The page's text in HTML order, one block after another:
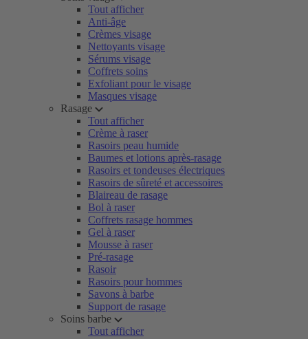
Tout afficher
Anti-âge
Crèmes visage
Nettoyants visage
Sérums visage
Coffrets soins
Exfoliant pour le visage
Masques visage
Rasage
Tout afficher
Crème à raser
Rasoirs peau humide
Baumes et lotions après-rasage
Rasoirs et tondeuses électriques
Rasoirs de sûreté et accessoires
Blaireau de rasage
Bol à raser
Coffrets rasage hommes
Gel à raser
Mousse à raser
Pré-rasage
Rasoir
Rasoirs pour hommes
Savons à barbe
Support de rasage
Soins barbe
Tout afficher